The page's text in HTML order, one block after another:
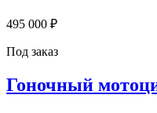
495 000 ₽
Под заказ
Гоночный